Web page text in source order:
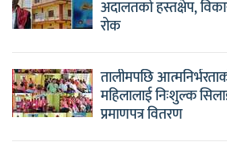
अदालतको हस्तक्षेप,
रोक
तालीमपछि
महिलालाई निःशुल्क
प्रमाणपत्र वितरण